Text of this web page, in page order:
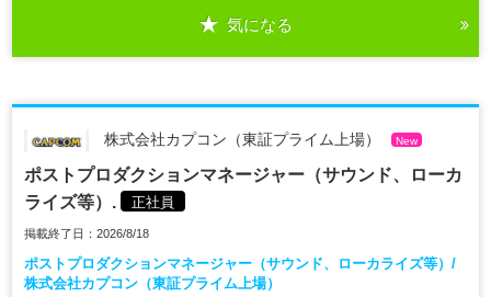
気になる
株式会社カプコン（東証プライム上場） New
ポストプロダクションマネージャー（サウンド、ローカ
ライズ等）.
正社員
掲載終了日：2026/8/18
ポストプロダクションマネージャー（サウンド、ローカライズ等）/
株式会社カプコン（東証プライム上場）